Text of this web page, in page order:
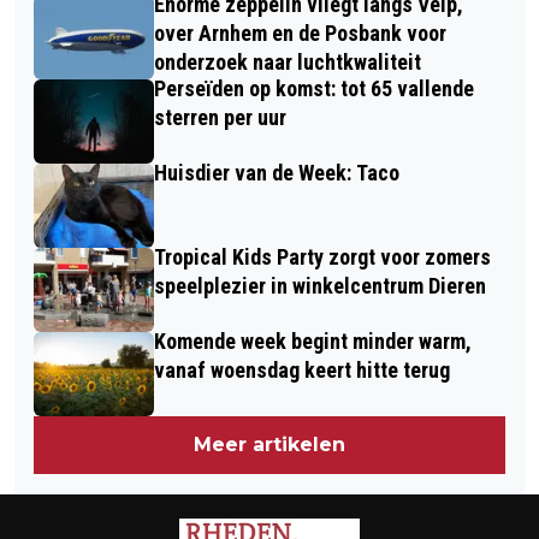
RHEDEN
over Arnhem en de Posbank voor
onderzoek naar luchtkwaliteit
Perseïden op komst: tot 65 vallende
sterren per uur
Huisdier van de Week: Taco
Tropical Kids Party zorgt voor zomers
speelplezier in winkelcentrum Dieren
Komende week begint minder warm,
vanaf woensdag keert hitte terug
Meer artikelen